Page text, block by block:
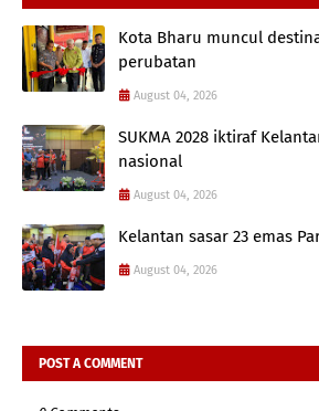
Kota Bharu muncul
perubatan
August 04, 2026
SUKMA 2028 iktiraf
nasional
August 04, 2026
Kelantan sasar 23 emas
August 04, 2026
POST A COMMENT